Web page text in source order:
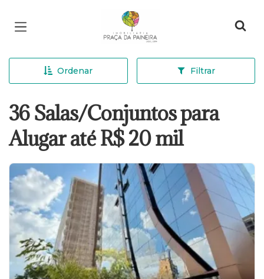
Página inicial
Ordenar Filtrar
36 Salas/Conjuntos para
Alugar até R$ 20 mil